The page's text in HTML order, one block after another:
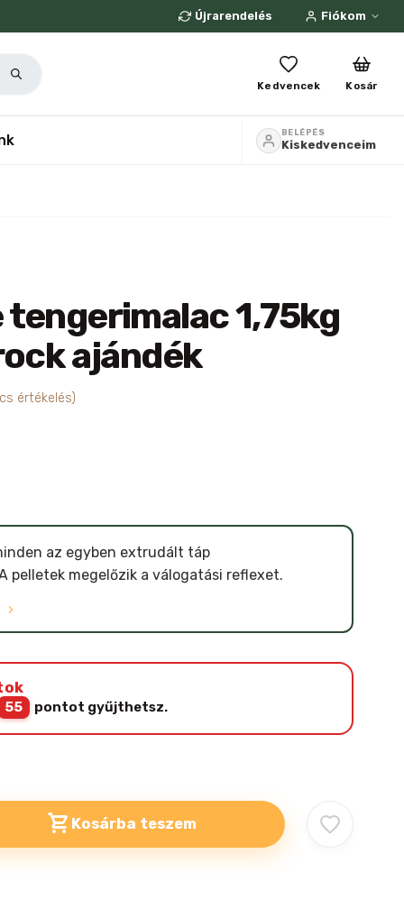
Újrarendelés Fiókom
Kedvencek Kosár
BELÉPÉS
Kiskedvenceim
1,75kg
ajándék
értékelés)
az egyben extrudált táp
pelletek megelőzik a válogatási reflexet.
55 pontot gyűjthetsz.
Kosárba teszem